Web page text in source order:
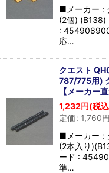
■メーカー :
(2個)
:
応…
クエスト
787/775用)
【メーカー
1,232円(税
定価: 1,760円
■メーカー :
(2本入り
ード :
準…